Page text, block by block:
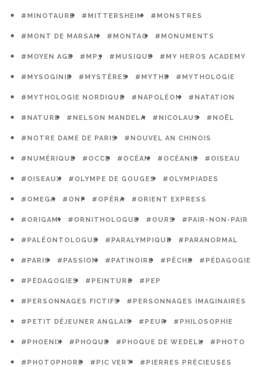
#MINOTAURE #MITTERSHEIM #MONSTRES
#MONT DE MARSAN #MONTAG #MONUMENTS
#MOYEN AGE #MP3 #MUSIQUE #MY HEROS ACADEMY
#MYSOGINIE #MYSTÈRES #MYTHE #MYTHOLOGIE
#MYTHOLOGIE NORDIQUE #NAPOLÉON #NATATION
#NATURE #NELSON MANDELA #NICOLAUS #NOËL
#NOTRE DAME DE PARIS #NOUVEL AN CHINOIS
#NUMÉRIQUE #OCCE #OCÉAN #OCÉANIE #OISEAU
#OISEAUX #OLYMPE DE GOUGES #OLYMPIADES
#OMEGA #ONF #OPÉRA #ORIENT EXPRESS
#ORIGAMI #ORNITHOLOGUE #OURS #PAIR-NON-PAIR
#PALÉONTOLOGUE #PARALYMPIQUE #PARANORMAL
#PARIS #PASSION #PATINOIRE #PÊCHE #PÉDAGOGIE
#PÉDAGOGIES #PEINTURE #PEP
#PERSONNAGES FICTIFS #PERSONNAGES IMAGINAIRES
#PETIT DÉJEUNER ANGLAIS #PEUR #PHILOSOPHIE
#PHOENIX #PHOQUE #PHOQUE DE WEDELL #PHOTO
#PHOTOPHORE #PIC VERT #PIERRES PRÉCIEUSES